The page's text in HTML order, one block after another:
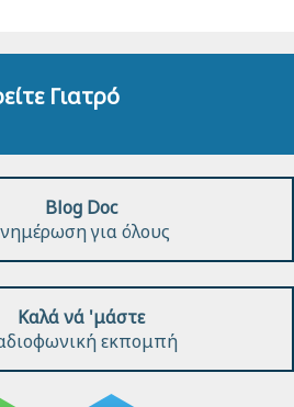
Γιατρό
Blog Doc
για όλους
Καλά νά 'μάστε
εκπομπή